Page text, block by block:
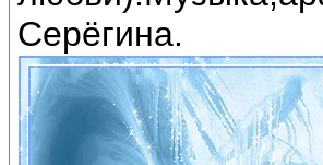
Серёгина.